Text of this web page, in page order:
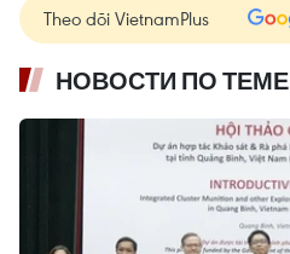
Theo dõi VietnamPlus
НОВОСТИ ПО ТЕМЕ